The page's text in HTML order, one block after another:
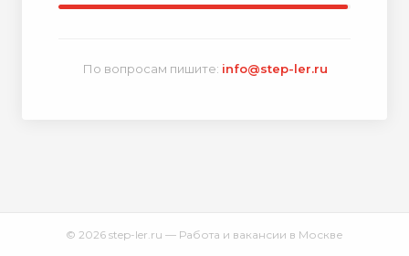
По вопросам пишите: info@step-ler.ru
© 2026 step-ler.ru — Работа и вакансии в Москве